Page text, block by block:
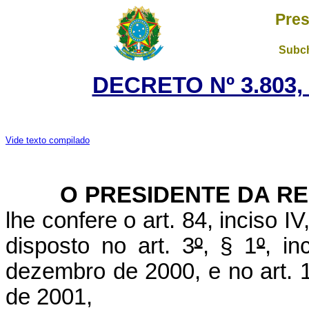
DECRETO Nº
Vide texto compilado
O PRESIDENTE DA
lhe confere o art. 84, inciso
disposto no art. 3º, § 1º,
dezembro de 2000, e no art.
de 2001,